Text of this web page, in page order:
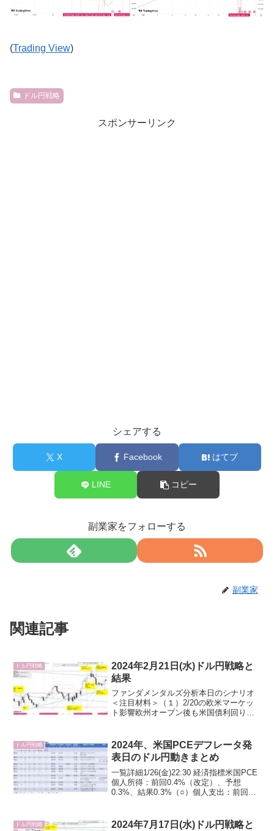
(Trading View)
ドル円戦略
スポンサーリンク
シェアする
X Facebook はてブ
LINE コピー
副業家をフォローする
副業家
関連記事
ドル円戦略
2024年2月21日(水)ドル円戦略と
結果
ファンダメンタルズ分析本日のシナリオ
＜注目材料＞（１）2/20の欧米マーケッ
ト影響欧州オープン後も米国債利回り低
米国債利回り低下に波及し日足安値
149.69へ急落。2/...
ドル円戦略
2024年、米国PCEデフレータ発
表日のドル円動きまとめ
一覧詳細1/26(金)22:30 経済指標米国PCE
個人所得：前回0.4%（改定）、予想
0.3%、結果0.3%（○）個人支出：前回
日：1/27,2/24...
ドル円戦略
2024年7月17日(水)ドル円戦略と